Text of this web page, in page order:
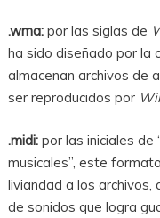
.wma: por las siglas de
ha sido diseñado por la
almacenan archivos de
ser reproducidos por
.midi: por las iniciales
musicales”, este
liviandad a los archivos,
de sonidos que logra